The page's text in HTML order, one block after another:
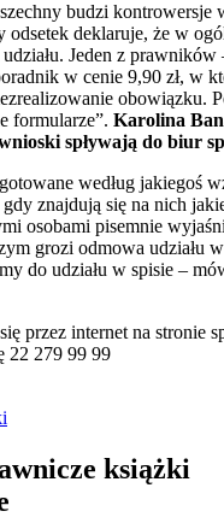
budzi kontrowersje
odsetek deklaruje, że w
Jeden z
w cenie 9,90 zł, w
obowiązku.
formularze”. Karolina
spływają do biur
według jakiegoś
znajdują się na nich
osobami pisemnie
grozi odmowa udziału
do udziału w spisie –
przez internet na stronie
22 279 99 99
książki